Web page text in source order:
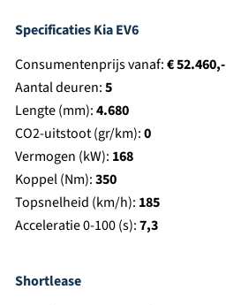
Specificaties Kia EV6
Consumentenprijs vanaf:€ 52.460,-
Aantal deuren:5
Lengte (mm):4.680
CO2-uitstoot (gr/km):0
Vermogen (kW): 168
Koppel (Nm):350
Topsnelheid (km/h): 185
Acceleratie 0-100 (s):7,3
Shortlease